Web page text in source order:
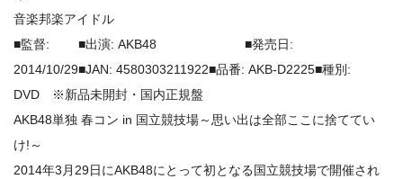
音楽邦楽アイドル
■監督: ■出演: AKB48 ■発売日:
2014/10/29■JAN: 4580303211922■品番: AKB-D2225■種別:
DVD ※新品未開封・国内正規盤
AKB48単独 春コン in 国立競技場～思い出は全部ここに捨ててい
け!～
2014年3月29日にAKB48にとって初となる国立競技場で開催され